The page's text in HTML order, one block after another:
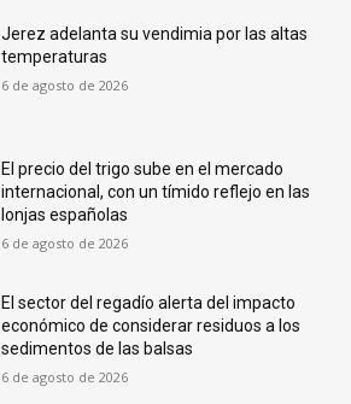
Jerez adelanta su vendimia por las altas
temperaturas
6 de agosto de 2026
El precio del trigo sube en el mercado
internacional, con un tímido reflejo en las
lonjas españolas
6 de agosto de 2026
El sector del regadío alerta del impacto
económico de considerar residuos a los
sedimentos de las balsas
6 de agosto de 2026